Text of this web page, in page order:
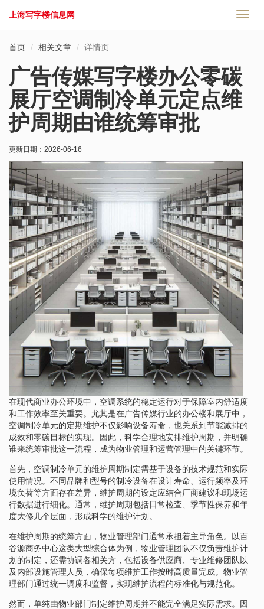
切
上海写字楼信息网
首页 相关文章 详情页
广告传媒写字楼办公零碳
展厅空调制冷单元定点维
护周期由谁统筹审批
更新日期： 2026-06-16
在现代商业办公环境中，空调系统的稳定运行对于保障室内舒适度
和工作效率至关重要。尤其是在广告传媒行业的办公楼和展厅中，
空调制冷单元的定期维护不仅影响设备寿命，也关系到节能减排的
成效和零碳目标的实现。因此，科学合理地安排维护周期，并明确
谁来统筹审批这一流程，成为物业管理和运营管理中的关键环节。
首先，空调制冷单元的维护周期制定需基于设备的技术规范和实际
使用情况。不同品牌和型号的制冷设备在设计寿命、运行频率及环
境负荷等方面存在差异，维护周期的设定应结合厂商建议和现场运
行数据进行细化。通常，维护周期包括日常检查、季节性保养和年
度大修几个层面，形成科学的维护计划。
在维护周期的统筹方面，物业管理部门通常承担着主导角色。以百
谷源商务中心这类大型综合体为例，物业管理团队不仅负责维护计
划的制定，还需协调各相关方，包括设备供应商、专业维修团队以
及内部设施管理人员，确保每项维护工作按时高质量完成。物业管
理部门通过统一调度和监督，实现维护流程的标准化与规范化。
然而，单纯由物业部门制定维护周期并不能完全满足实际需求。因